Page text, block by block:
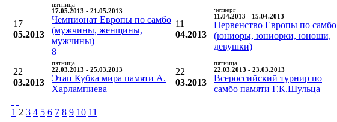
17
05.2013
пятница
17.05.2013 - 21.05.2013
Чемпионат Европы по самбо
(мужчины, женщины,
мужчины)
8
11
04.2013
четверг
11.04.2013 - 15.04.2013
Первенство Европы по самбо
(юниоры, юниорки, юноши,
девушки)
22
03.2013
пятница
22.03.2013 - 25.03.2013
Этап Кубка мира памяти А.
Харлампиева
22
03.2013
пятница
22.03.2013 - 23.03.2013
Всероссийский турнир по
самбо памяти Г.К.Шульца
1 2 3 4 5 6 7 8 9 10 11